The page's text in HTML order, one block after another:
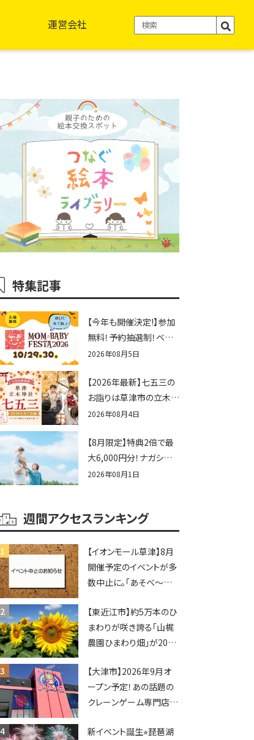
運営会社
特集記事
【今年も開催決定!】参加
無料！予約抽選制！ベビ
ーファミリー必見☆入場
ママベビーフェスタ
2026！親子で楽しもう
♪inピエリ守山
2026年08月5日
【2026年最新】七五三の
お詣りは草津市の立木神
社へ♪七五三お祝い企
2026年08月4日
【8月限定】特典2倍で最
大6,000円分！ナガシマス
パーランドプール券や人
ン彦根」へGO！
2026年08月1日
週間アクセスランキング
【イオンモール草津】8月
開催予定のイベントが多
数中止に。「あそべ〜る
ショーなど
【東近江市】約5万本のひ
まわりが咲き誇る「山梶
農園ひまわり畑」が2026
ポットやキッチンカーも
登場！何度も入園できる
フリーパスも販売★
【大津市】2026年9月オ
ープン予定！あの話題の
クレーンゲーム専門店
ってくる！豊郷店に続く滋
新イベント誕生⭐︎琵琶湖